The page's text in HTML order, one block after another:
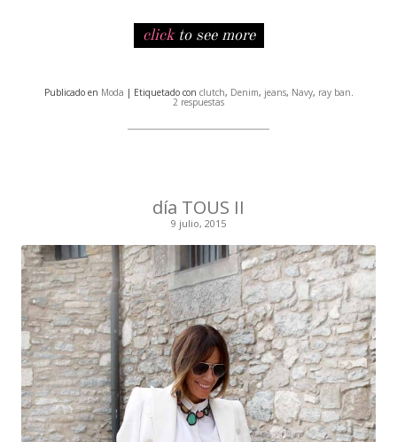
clickto see more
Publicado en Moda | Etiquetado con clutch, Denim, jeans, Navy, ray ban
2 respuestas
día TOUS II
9 julio, 2015